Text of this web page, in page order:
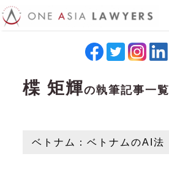
楪 矩輝の執筆記事一覧
ベトナム：ベトナムのAI法